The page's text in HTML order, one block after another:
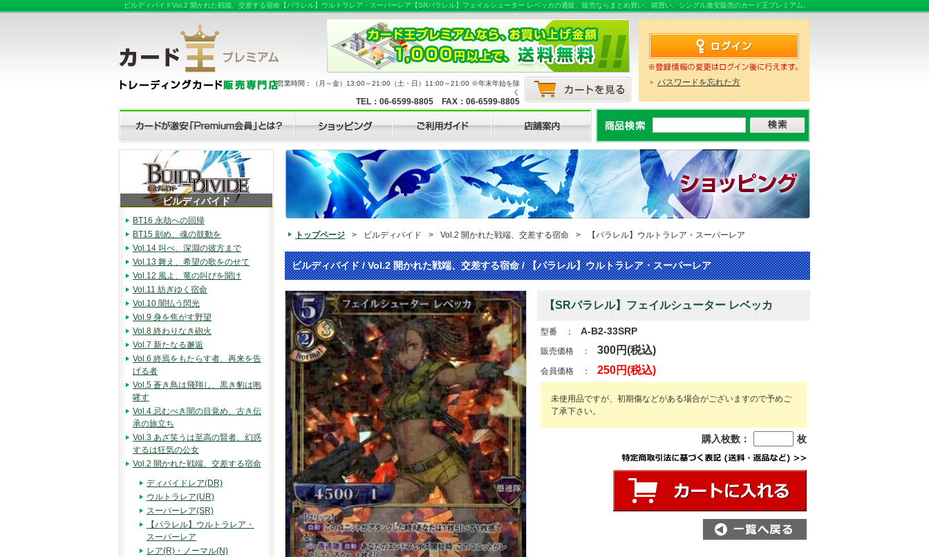
ビルディバイドVol.2 開かれた戦端、交差する宿命【パラレル】ウルトラレア・スーパーレア【SRパラレル】フェイルシューター レベッカの通販、販売ならまとめ買い、箱買い、シングル激安販売のカード王プレミアム。
営業時間：（月～金）13:00～21:00（土・日）11:00～21:00 ※年末年始を除
く
TEL：06-6599-8805 FAX：06-6599-8805
パスワードを忘れた方
トップページ > ビルディバイド > Vol.2 開かれた戦端、交差する宿命 > 【パラレル】ウルトラレア・スーパーレア
ビルディバイド / Vol.2 開かれた戦端、交差する宿命 / 【パラレル】ウルトラレア・スーパーレア
【SRパラレル】フェイルシューター レベッカ
型番 ： A-B2-33SRP
販売価格 ： 300円(税込)
会員価格 ： 250円(税込)
未使用品ですが、初期傷などがある場合がございますので予めご
了承下さい。
購入枚数： 枚
ビルディバイド
BT16 永劫への回帰
BT15 刻め、魂の鼓動を
Vol.14 叫べ、深淵の彼方まで
Vol.13 舞え、希望の歌をのせて
Vol.12 風よ、竜の叫びを聞け
Vol.11 紡ぎゆく宿命
Vol.10 闇払う閃光
Vol.9 身を焦がす野望
Vol.8 終わりなき砲火
Vol.7 新たなる邂逅
Vol.6 終焉をもたらす者、再来を告
げる者
Vol.5 蒼き鳥は飛翔し、黒き豹は咆
哮す
Vol.4 忌むべき闇の目覚め、古き伝
承の旅立ち
Vol.3 あざ笑うは至高の賢者、幻惑
するは狂気の公女
Vol.2 開かれた戦端、交差する宿命
ディバイドレア(DR)
ウルトラレア(UR)
スーパーレア(SR)
【パラレル】ウルトラレア・
スーパーレア
レア(R)・ノーマル(N)